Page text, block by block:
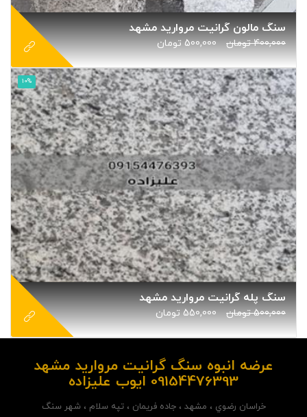
سنگ مالون گرانیت مروارید مشهد
400,000 تومان 500,000 تومان
10%
سنگ پله گرانیت مروارید مشهد
500,000 تومان 550,000 تومان
عرضه انبوه سنگ گرانیت مروارید مشهد
09154476393 ایوب علیزاده
خراسان رضوي ، مشهد ، جاده فريمان ، تپه سلام ، شهر سنگ